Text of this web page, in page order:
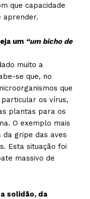
que capacidade
aprender.
um “um bicho de
muito a
se que, no
que
os vírus,
plantas para os
O exemplo mais
gripe das aves
Esta situação foi
massivo de
solidão, da